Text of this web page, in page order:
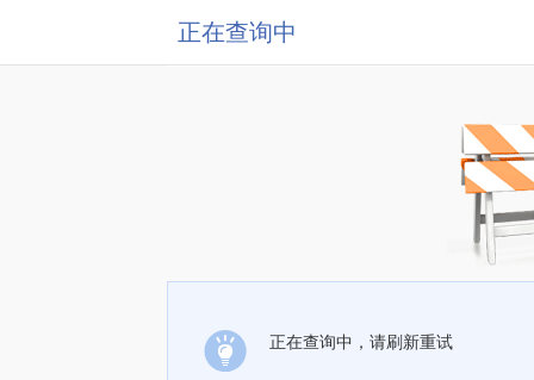
正在查询中
正在查询中，请刷新重试